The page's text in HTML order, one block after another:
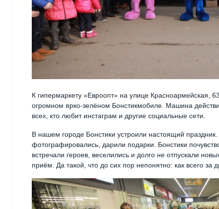
К гипермаркету «Евроопт» на улице
огромном ярко-зелёном Бонстикмобиле. Машина
всех, кто любит инстаграм и другие социальные сети.
В нашем городе Бонстики устроили настоящий
фотографировались, дарили подарки. Бонстики
встречали героев, веселились и долго не отпускали
приём. Да такой, что до сих пор непонятно: как всего